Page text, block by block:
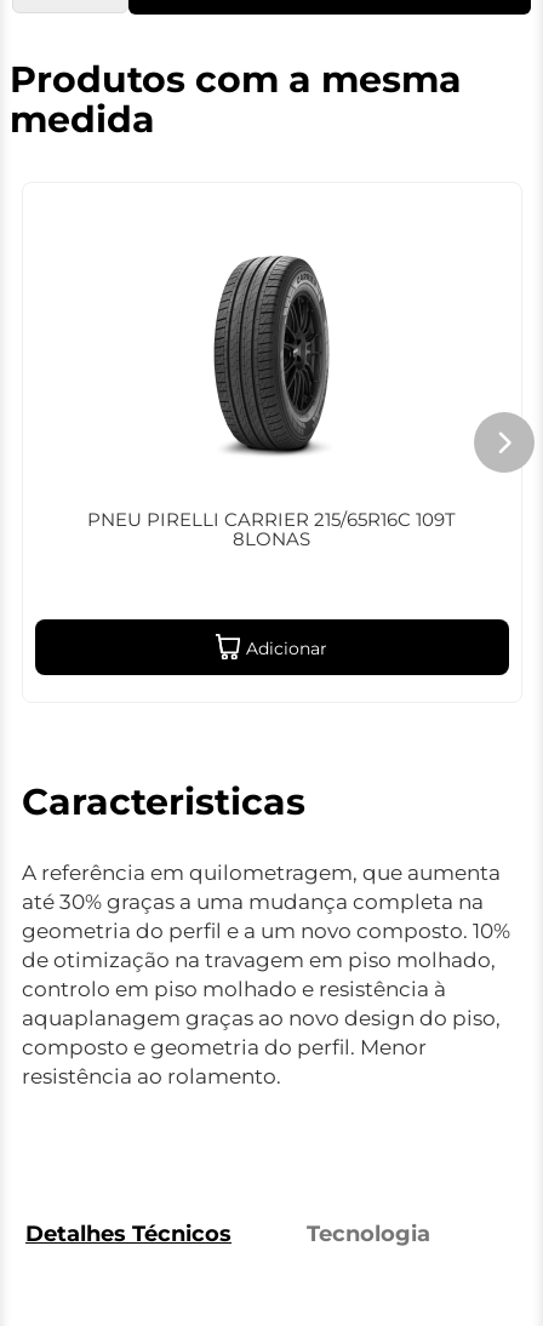
Produtos com a mesma
medida
PNEU PIRELLI CARRIER 215/65R16C 109T
8LONAS
Adicionar
Caracteristicas
A referência em quilometragem, que aumenta
até 30% graças a uma mudança completa na
geometria do perfil e a um novo composto. 10%
de otimização na travagem em piso molhado,
controlo em piso molhado e resistência à
aquaplanagem graças ao novo design do piso,
composto e geometria do perfil. Menor
resistência ao rolamento.
Detalhes Técnicos Tecnologia